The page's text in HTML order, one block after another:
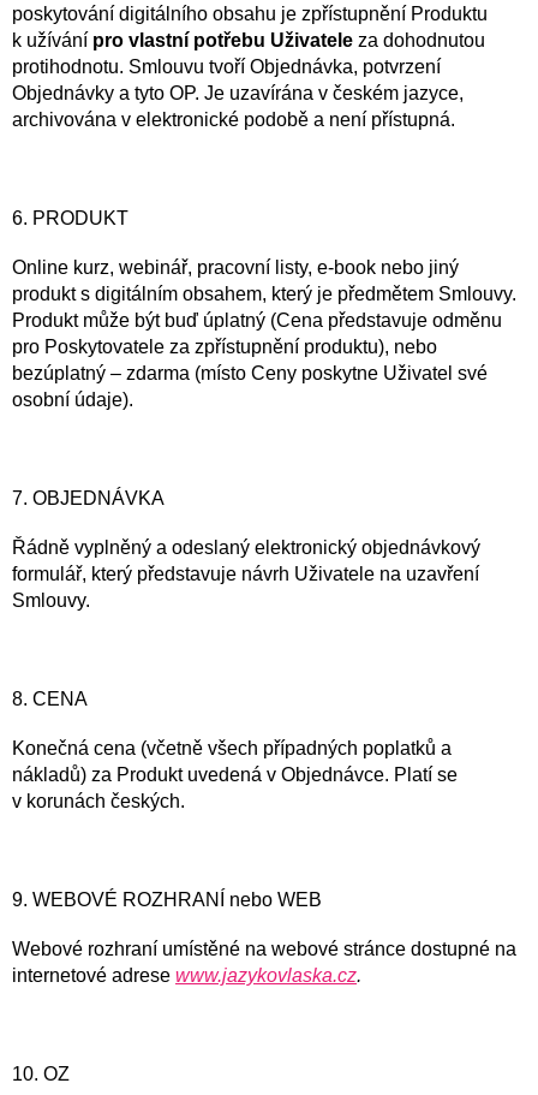
poskytování digitálního obsahu je zpřístupnění Produktu
k užívání pro vlastní potřebu Uživatele za dohodnutou
protihodnotu. Smlouvu tvoří Objednávka, potvrzení
Objednávky a tyto OP. Je uzavírána v českém jazyce,
archivována v elektronické podobě a není přístupná.
6. PRODUKT
Online kurz, webinář, pracovní listy, e-book nebo jiný
produkt s digitálním obsahem, který je předmětem Smlouvy.
Produkt může být buď úplatný (Cena představuje odměnu
pro Poskytovatele za zpřístupnění produktu), nebo
bezúplatný – zdarma (místo Ceny poskytne Uživatel své
osobní údaje).
7. OBJEDNÁVKA
Řádně vyplněný a odeslaný elektronický objednávkový
formulář, který představuje návrh Uživatele na uzavření
Smlouvy.
8. CENA
Konečná cena (včetně všech případných poplatků a
nákladů) za Produkt uvedená v Objednávce. Platí se
v korunách českých.
9. WEBOVÉ ROZHRANÍ nebo WEB
Webové rozhraní umístěné na webové stránce dostupné na
internetové adrese www.jazykovlaska.cz.
10. OZ